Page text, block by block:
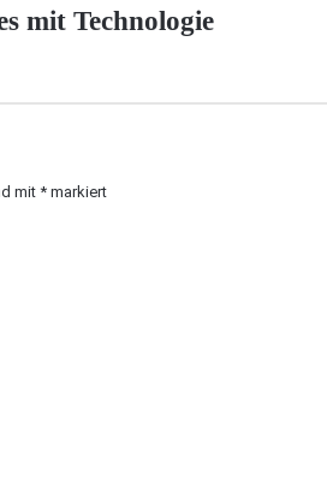
mit Technologie
mit * markiert